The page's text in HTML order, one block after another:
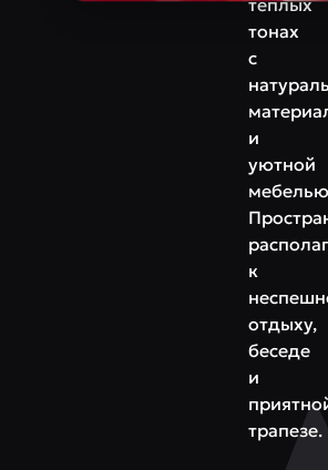
тёплых
тонах
с
и
уютной
к
отдыху,
беседе
и
трапезе.